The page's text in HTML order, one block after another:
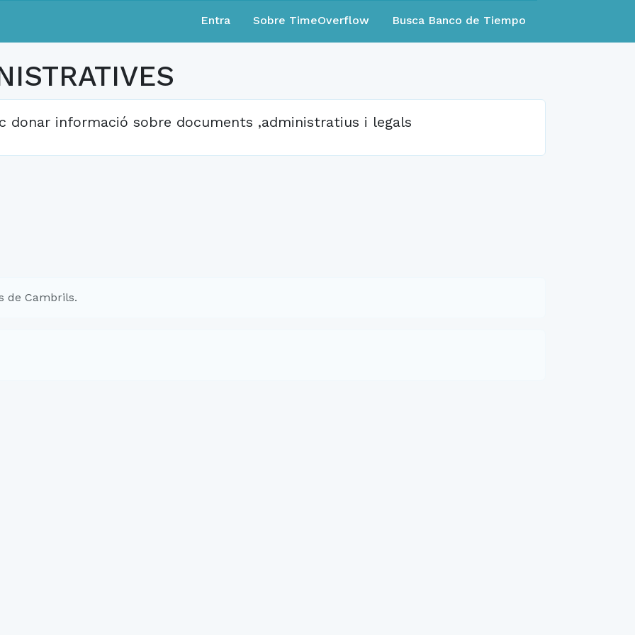
Entra Sobre TimeOverflow Busca Banco de Tiempo
donar informació sobre documents ,administratius i legals
de Cambrils.